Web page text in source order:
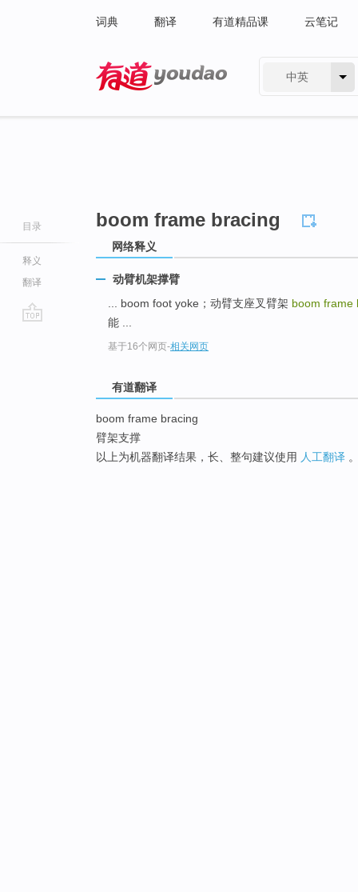
词典 翻译 有道精品课 云笔记
中英
目录
释义
翻译
boom frame bracing
网络释义
动臂机架撑臂
... boom foot yoke；动臂支座叉臂架 boom frame
能 ...
基于16个网页-相关网页
有道翻译
boom frame bracing
臂架支撑
以上为机器翻译结果，长、整句建议使用 人工翻译